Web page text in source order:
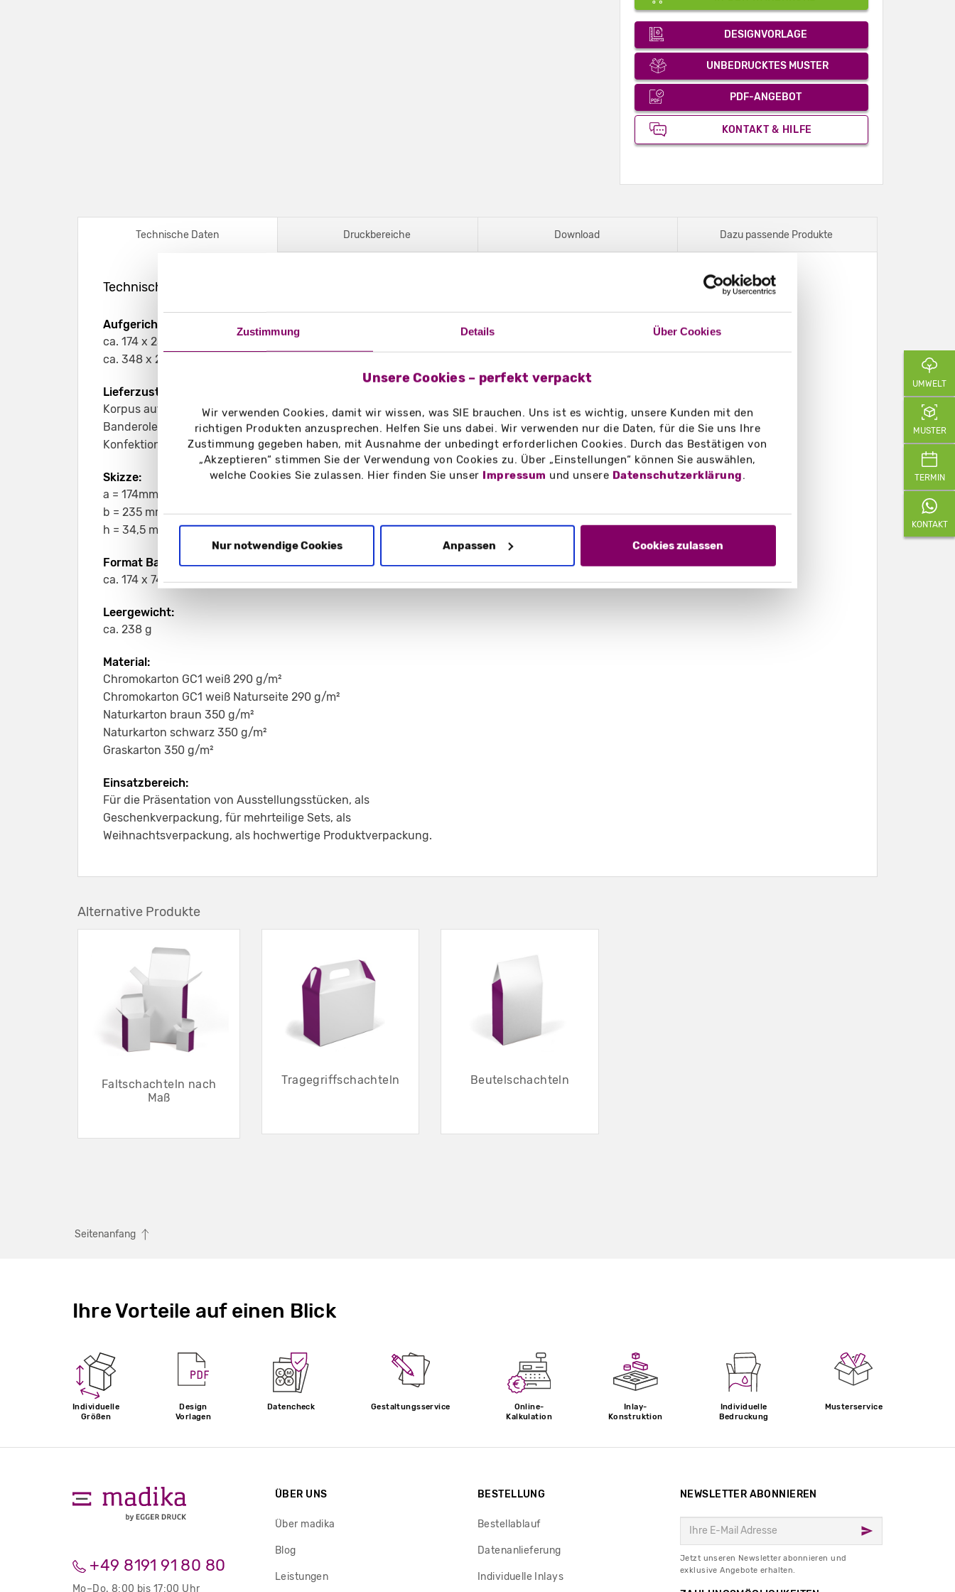
Zustimmung Details Über Cookies
Unsere Cookies – perfekt verpackt
Wir verwenden Cookies, damit wir wissen, was SIE brauchen. Uns ist es wichtig, unsere Kunden mit den
richtigen Produkten anzusprechen. Helfen Sie uns dabei. Wir verwenden nur die Daten, für die Sie uns Ihre
Zustimmung gegeben haben, mit Ausnahme der unbedingt erforderlichen Cookies. Durch das Bestätigen von
„Akzeptieren“ stimmen Sie der Verwendung von Cookies zu. Über „Einstellungen“ können Sie auswählen,
welche Cookies Sie zulassen. Hier finden Sie unser Impressum und unsere Datenschutzerklärung.
Nur notwendige Cookies Anpassen Cookies zulassen
DESIGNVORLAGE
UNBEDRUCKTES MUSTER
PDF-ANGEBOT
KONTAKT & HILFE
Technische Daten Druckbereiche Download Dazu passende Produkte
Technische Daten – Präsentationsbox Premium - DIN A5 - 38 mm Höhe
Aufgerichtetes Format:
ca. 174 x 235 x 74 mm (geschlossen)
ca. 348 x 235 x 34,5 mm (aufgeklappt)
Lieferzustand:
Korpus aufgerichtet
Banderole flachliegend, offen - für eine erleichterte
Konfektionierung
Skizze:
a = 174mm
b = 235 mm
h = 34,5 mm
Format Banderole:
ca. 174 x 74 x 100 mm
Leergewicht:
ca. 238 g
Material:
Chromokarton GC1 weiß 290 g/m²
Chromokarton GC1 weiß Naturseite 290 g/m²
Naturkarton braun 350 g/m²
Naturkarton schwarz 350 g/m²
Graskarton 350 g/m²
Einsatzbereich:
Für die Präsentation von Ausstellungsstücken, als
Geschenkverpackung, für mehrteilige Sets, als
Weihnachtsverpackung, als hochwertige Produktverpackung.
Alternative Produkte
Faltschachteln nach
Maß
Tragegriffschachteln Beutelschachteln
Seitenanfang
Ihre Vorteile auf einen Blick
Individuelle
Größen
Design
Vorlagen
Datencheck Gestaltungsservice
Online-
Kalkulation
Inlay-
Konstruktion
Individuelle
Bedruckung
Musterservice
+49 8191 91 80 80
Mo–Do. 8:00 bis 17:00 Uhr
ÜBER UNS
Über madika
Blog
Leistungen
BESTELLUNG
Bestellablauf
Datenanlieferung
Individuelle Inlays
NEWSLETTER ABONNIEREN
Jetzt unseren Newsletter abonnieren und
exklusive Angebote erhalten.
UMWELT
MUSTER
TERMIN
KONTAKT